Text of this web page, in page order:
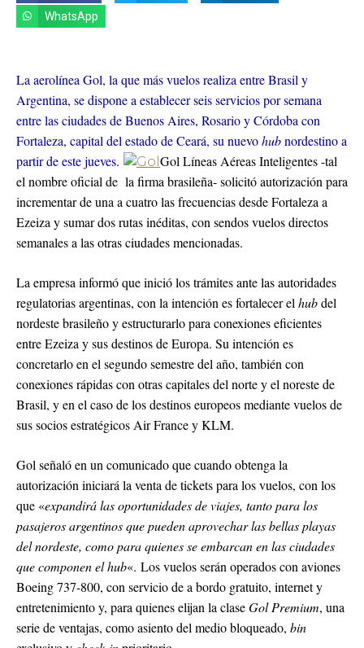
WhatsApp
La aerolínea Gol, la que más vuelos realiza entre Brasil y
Argentina, se dispone a establecer seis servicios por semana
entre las ciudades de Buenos Aires, Rosario y Córdoba con
Fortaleza, capital del estado de Ceará, su nuevohubnordestino a
partir de este jueves.
Gol Líneas Aéreas Inteligentes -tal
el nombre oficial de la firma brasileña- solicitó autorización para
incrementar de una a cuatro las frecuencias desde Fortaleza a
Ezeiza y sumar dos rutas inéditas, con sendos vuelos directos
semanales a las otras ciudades mencionadas.
La empresa informó que inició los trámites ante las autoridades
regulatorias argentinas, con la intención es fortalecer el hubdel
nordeste brasileño y estructurarlo para conexiones eficientes
entre Ezeiza y sus destinos de Europa. Su intención es
concretarlo en el segundo semestre del año, también con
conexiones rápidas con otras capitales del norte y el noreste de
Brasil, y en el caso de los destinos europeos mediante vuelos de
sus socios estratégicos Air France y KLM.
Gol señaló en un comunicado que cuando obtenga la
autorización iniciará la venta de tickets para los vuelos, con los
que «expandirá las oportunidades de viajes, tanto para los
pasajeros argentinos que pueden aprovechar las bellas playas
del nordeste, como para quienes se embarcan en las ciudades
que componen el hub«. Los vuelos serán operados con aviones
Boeing 737-800, con servicio de a bordo gratuito, internet y
entretenimiento y, para quienes elijan la claseGol Premium, una
serie de ventajas, como asiento del medio bloqueado, bin